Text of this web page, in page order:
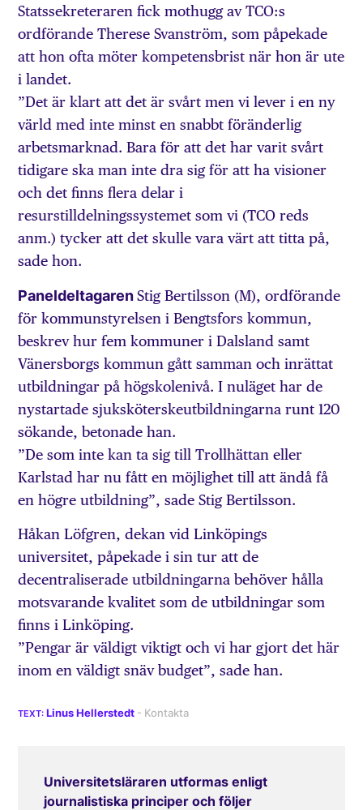
Statssekreteraren fick mothugg av TCO:s
ordförande Therese Svanström, som påpekade
att hon ofta möter kompetensbrist när hon är ute
i landet.
”Det är klart att det är svårt men vi lever i en ny
värld med inte minst en snabbt föränderlig
arbetsmarknad. Bara för att det har varit svårt
tidigare ska man inte dra sig för att ha visioner
och det finns flera delar i
resurstilldelningssystemet som vi (TCO reds
anm.) tycker att det skulle vara värt att titta på,
sade hon.
PaneldeltagarenStig Bertilsson (M), ordförande
för kommunstyrelsen i Bengtsfors kommun,
beskrev hur fem kommuner i Dalsland samt
Vänersborgs kommun gått samman och inrättat
utbildningar på högskolenivå. I nuläget har de
nystartade sjuksköterskeutbildningarna runt 120
sökande, betonade han.
”De som inte kan ta sig till Trollhättan eller
Karlstad har nu fått en möjlighet till att ändå få
en högre utbildning”, sade Stig Bertilsson.
Håkan Löfgren, dekan vid Linköpings
universitet, påpekade i sin tur att de
decentraliserade utbildningarna behöver hålla
motsvarande kvalitet som de utbildningar som
finns i Linköping.
”Pengar är väldigt viktigt och vi har gjort det här
inom en väldigt snäv budget”, sade han.
Linus Hellerstedt
Universitetsläraren utformas enligt
journalistiska principer och följer